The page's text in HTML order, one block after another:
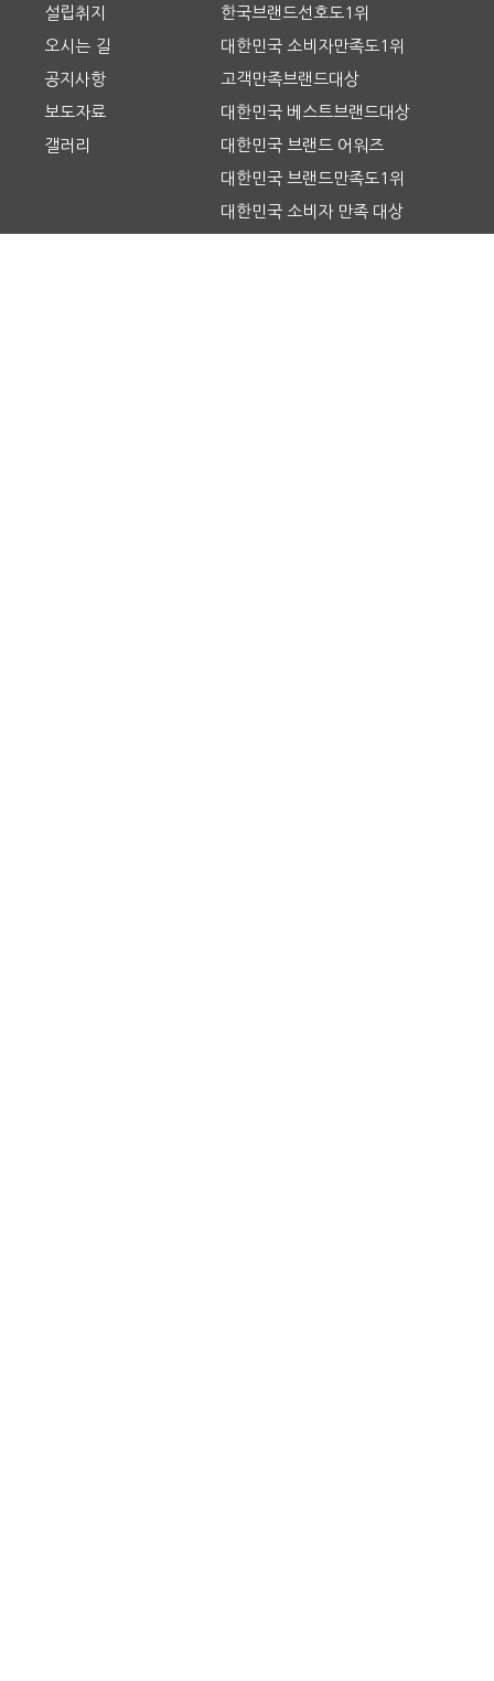
설립취지
오시는 길
공지사항
보도자료
갤러리
한국브랜드선호도1위
대한민국 소비자만족도1위
고객만족브랜드대상
대한민국 베스트브랜드대상
대한민국 브랜드 어워즈
대한민국 브랜드만족도1위
대한민국 소비자 만족 대상